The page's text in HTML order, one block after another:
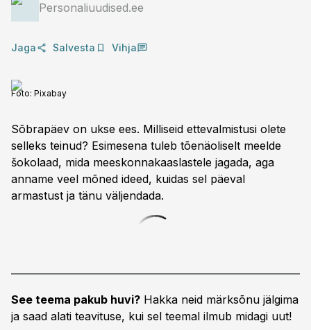
Personaliuudised.ee
Jaga Salvesta Vihja
Foto: Pixabay
Sõbrapäev on ukse ees. Milliseid ettevalmistusi olete
selleks teinud? Esimesena tuleb tõenäoliselt meelde
šokolaad, mida meeskonnakaaslastele jagada, aga
anname veel mõned ideed, kuidas sel päeval
armastust ja tänu väljendada.
See teema pakub huvi? Hakka neid märksõnu jälgima
ja saad alati teavituse, kui sel teemal ilmub midagi uut!